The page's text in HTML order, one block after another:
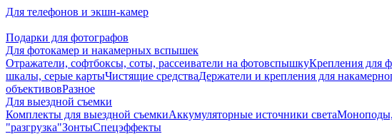
Для телефонов и экшн-камер
Подарки для фотографов
Для фотокамер и накамерных вспышек
Отражатели, софтбоксы, соты, рассеиватели на фотовспышкуКрепления для
шкалы, серые картыЧистящие средстваДержатели и крепления для
объективовРазное
Для выездной съемки
Комплекты для выездной съемкиАккумуляторные источники светаМоноподы,
"разгрузка"ЗонтыСпецэффекты